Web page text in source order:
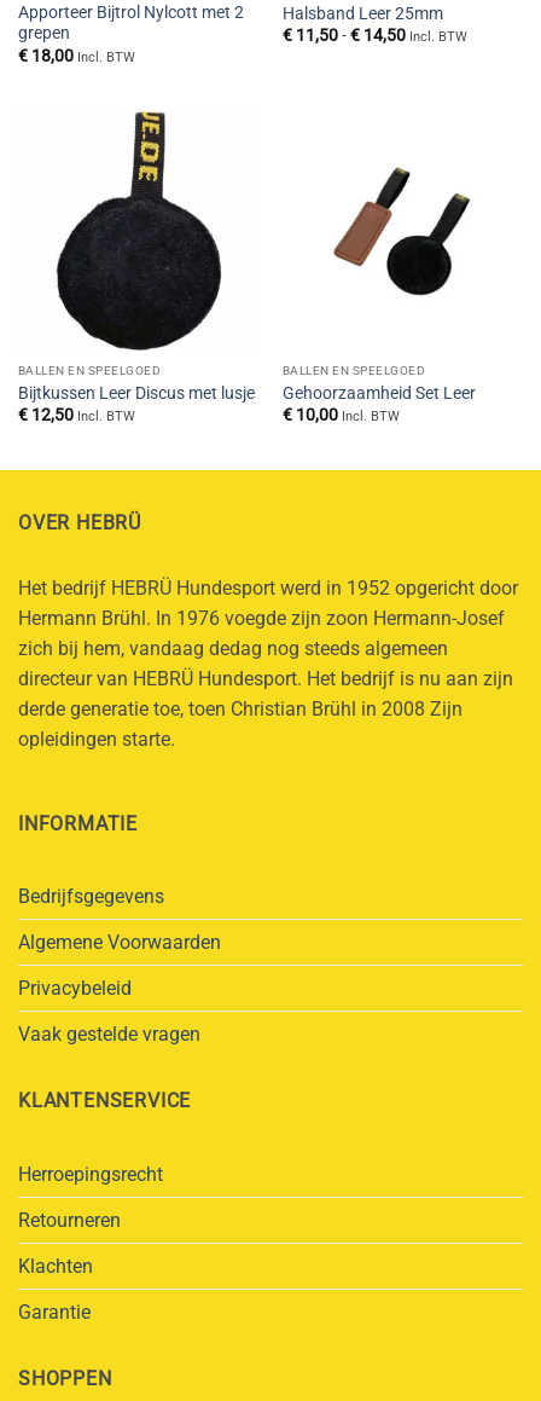
Apporteer Bijtrol Nylcott met 2
grepen
€18,00 Incl. BTW
Halsband Leer 25mm
€11,50 - €14,50Prijsklasse:
Incl. BTW
BALLEN EN SPEELGOED
Bijtkussen Leer Discus met lusje
€12,50 Incl. BTW
BALLEN EN SPEELGOED
Gehoorzaamheid Set Leer
€10,00 Incl. BTW
OVER HEBRÜ
Het bedrijf HEBRÜ Hundesport werd in 1952 opgericht door
Hermann Brühl. In 1976 voegde zijn zoon Hermann-Josef
zich bij hem, vandaag dedag nog steeds algemeen
directeur van HEBRÜ Hundesport. Het bedrijf is nu aan zijn
derde generatie toe, toen Christian Brühl in 2008 Zijn
opleidingen starte.
INFORMATIE
Bedrijfsgegevens
Algemene Voorwaarden
Privacybeleid
Vaak gestelde vragen
KLANTENSERVICE
Herroepingsrecht
Retourneren
Klachten
Garantie
SHOPPEN